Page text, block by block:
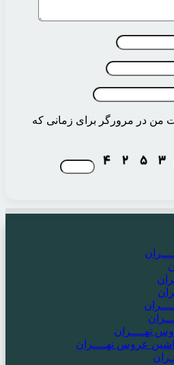
من در مرورگر برای زمانی که
تهــــران
عروس تهــــران